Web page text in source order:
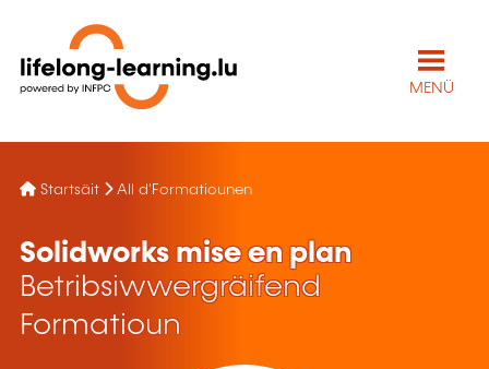
MENÜ
Startsäit All d'Formatiounen
Solidworks mise en plan
Betribsiwwergräifend
Formatioun